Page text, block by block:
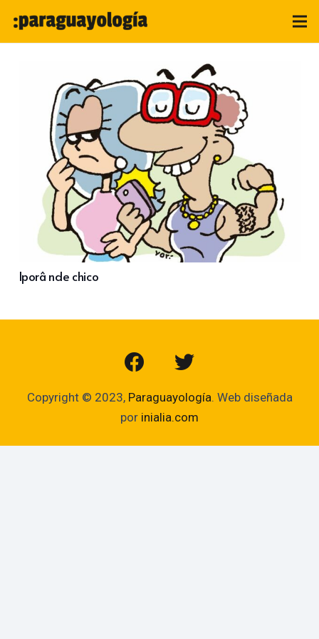
Iporâ nde chico
Copyright © 2023, Paraguayología. Web diseñada
por inialia.com